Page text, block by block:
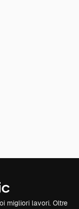
migliori lavori. Oltre